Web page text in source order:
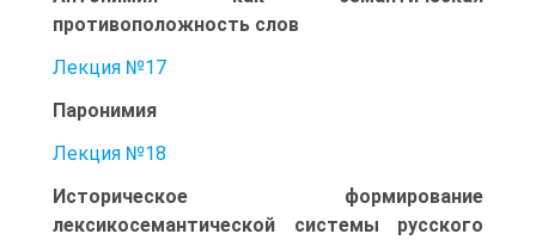
противоположность слов
Лекция №17
Паронимия
Лекция №18
Историческое формирование
лексикосемантической системы русского